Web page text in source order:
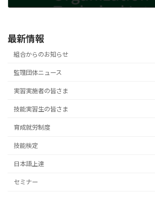
最新情報
組合からのお知らせ
監理団体ニュース
実習実施者の皆さま
技能実習生の皆さま
育成就労制度
技能検定
日本語上達
セミナー